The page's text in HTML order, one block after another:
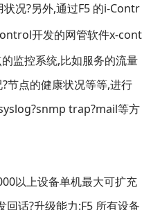
况?另外,通过F5 的i-Contr
开发的网管软件x-cont
监控系统,比如服务的流量
节点的健康状况等等,进行
trap?mail等方
以上设备单机最大可扩充
话?升级能力:F5 所有设备